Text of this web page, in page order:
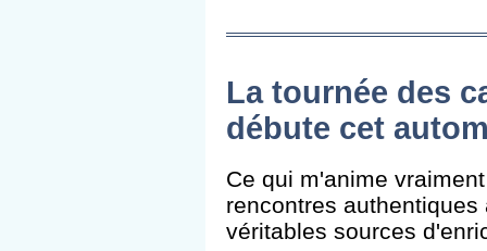
La tournée des
débute cet
Ce qui m'anime
rencontres
véritables sources